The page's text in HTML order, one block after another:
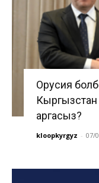
Орусия
Кыргызстан
аргасыз?
kloopkyrgyz - 07/